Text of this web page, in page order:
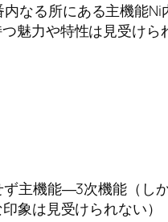
なる所にある主機能
魅力や特性は見受けら
主機能―3次機能（し
象は見受けられない）